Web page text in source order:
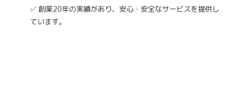
✅ 創業20年の実績があり、安心・安全なサービスを提供し
ています。